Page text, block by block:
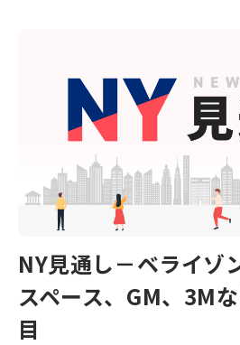
NY見通し－ベライゾ
スペース、GM、3M
目